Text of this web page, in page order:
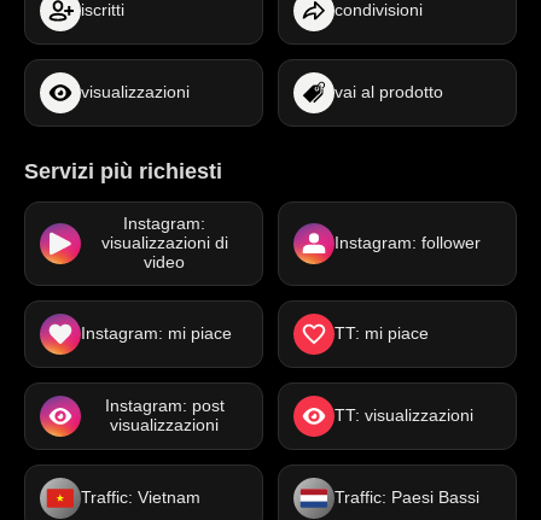
iscritti condivisioni
visualizzazioni vai al prodotto
Servizi più richiesti
Instagram:
visualizzazioni di
video
Instagram: follower
Instagram: mi piace TT: mi piace
Instagram: post
visualizzazioni
TT: visualizzazioni
Traffic: Vietnam Traffic: Paesi Bassi